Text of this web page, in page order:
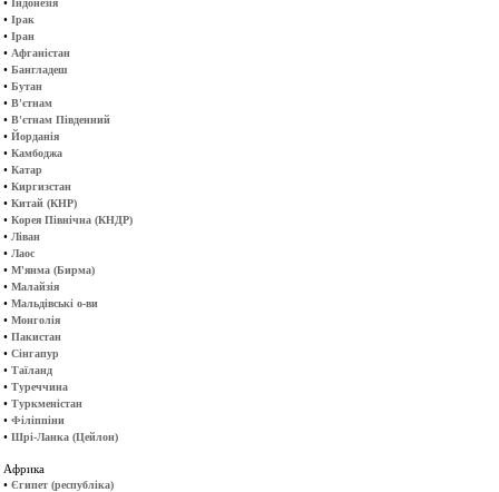
Індонезія
• Ірак
• Іран
• Афганістан
• Бангладеш
• Бутан
• В'єтнам
• В'єтнам Південний
• Йорданія
• Камбоджа
• Катар
• Киргизстан
• Китай (КНР)
• Корея Північна (КНДР)
• Ліван
• Лаос
• М'янма (Бирма)
• Малайзія
• Мальдівські о-ви
• Монголія
• Пакистан
• Сінгапур
• Таїланд
• Туреччина
• Туркменістан
• Філіппіни
• Шрі-Ланка (Цейлон)
Африка
• Єгипет (республіка)